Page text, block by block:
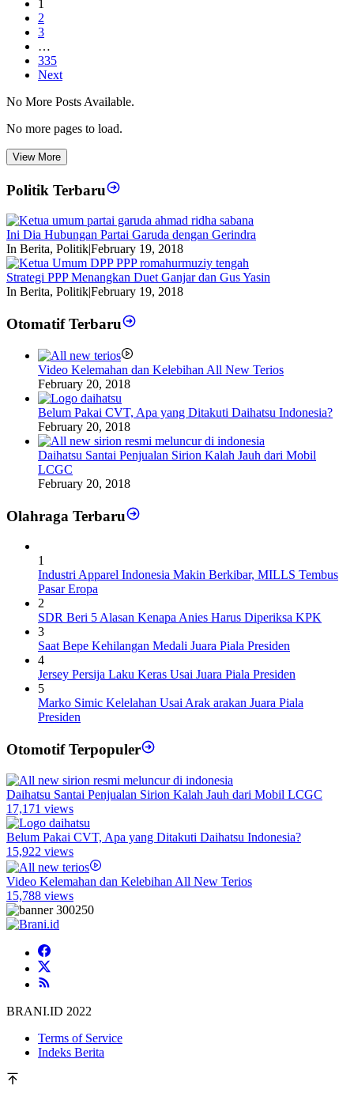
1
2
3
…
335
Next
No More Posts Available.
No more pages to load.
View More
Politik Terbaru
Ini Dia Hubungan Partai Garuda dengan Gerindra
In Berita, Politik|February 19, 2018
Strategi PPP Menangkan Duet Ganjar dan Gus Yasin
In Berita, Politik|February 19, 2018
Otomatif Terbaru
Video Kelemahan dan Kelebihan All New Terios
February 20, 2018
Belum Pakai CVT, Apa yang Ditakuti Daihatsu Indonesia?
February 20, 2018
Daihatsu Santai Penjualan Sirion Kalah Jauh dari Mobil
LCGC
February 20, 2018
Olahraga Terbaru
1
Industri Apparel Indonesia Makin Berkibar, MILLS Tembus
Pasar Eropa
2
SDR Beri 5 Alasan Kenapa Anies Harus Diperiksa KPK
3
Saat Bepe Kehilangan Medali Juara Piala Presiden
4
Jersey Persija Laku Keras Usai Juara Piala Presiden
5
Marko Simic Kelelahan Usai Arak arakan Juara Piala
Presiden
Otomotif Terpopuler
Daihatsu Santai Penjualan Sirion Kalah Jauh dari Mobil LCGC
17,171 views
Belum Pakai CVT, Apa yang Ditakuti Daihatsu Indonesia?
15,922 views
Video Kelemahan dan Kelebihan All New Terios
15,788 views
BRANI.ID 2022
Terms of Service
Indeks Berita